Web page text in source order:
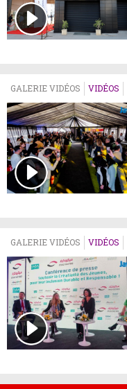
GALERIE VIDÉOS VIDÉOS
GALERIE VIDÉOS VIDÉOS